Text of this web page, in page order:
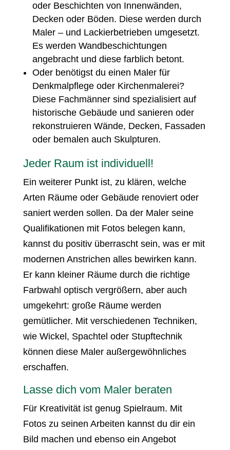
oder Beschichten von Innenwänden,
Decken oder Böden. Diese werden durch
Maler – und Lackierbetrieben umgesetzt.
Es werden Wandbeschichtungen
angebracht und diese farblich betont.
Oder benötigst du einen Maler für
Denkmalpflege oder Kirchenmalerei?
Diese Fachmänner sind spezialisiert auf
historische Gebäude und sanieren oder
rekonstruieren Wände, Decken, Fassaden
oder bemalen auch Skulpturen.
Jeder Raum ist individuell!
Ein weiterer Punkt ist, zu klären, welche
Arten Räume oder Gebäude renoviert oder
saniert werden sollen. Da der Maler seine
Qualifikationen mit Fotos belegen kann,
kannst du positiv überrascht sein, was er mit
modernen Anstrichen alles bewirken kann.
Er kann kleiner Räume durch die richtige
Farbwahl optisch vergrößern, aber auch
umgekehrt: große Räume werden
gemütlicher. Mit verschiedenen Techniken,
wie Wickel, Spachtel oder Stupftechnik
können diese Maler außergewöhnliches
erschaffen.
Lasse dich vom Maler beraten
Für Kreativität ist genug Spielraum. Mit
Fotos zu seinen Arbeiten kannst du dir ein
Bild machen und ebenso ein Angebot